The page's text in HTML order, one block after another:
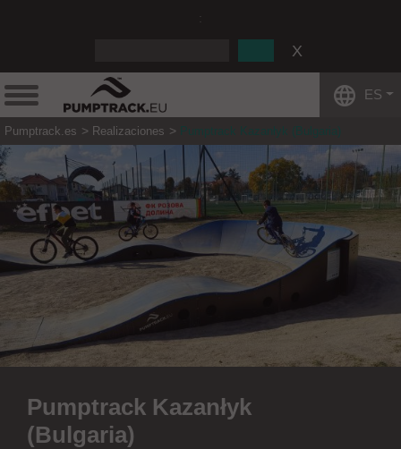
ES
Pumptrack.es Realizaciones Pumptrack Kazanłyk (Bulgaria)
Pumptrack Kazanłyk
(Bulgaria)